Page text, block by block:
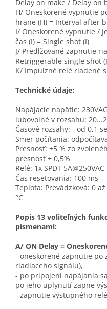
Delay on make / Delay on
H/ Oneskorené vypnutie
hrane (H) = Interval after
I/ Oneskorené vypnutie /
čas (I) = Single shot (I)
J/ Predlžované zapnutie
Retriggerable single shot
K/ Impulzné relé riadené
Technické údaje:
Napájacie napätie:
ľubovoľné v rozsahu:
Časové rozsahy: - od 0,1
Smer počítania:
Presnosť: ±5 % zo
presnosť ± 0,5%
Relé: 1x SPDT 5A@250VAC
Čas resetovania: 100 ms
Teplota: Prevádzková: 0
°C
Popis 13 voliteľných
písmenami:
A/ ON Delay =
- oneskorené zapnutie po
riadiaceho signálu),
- po pripojení napájania
po jeho uplynutí zapne
- zapnutie výstupného